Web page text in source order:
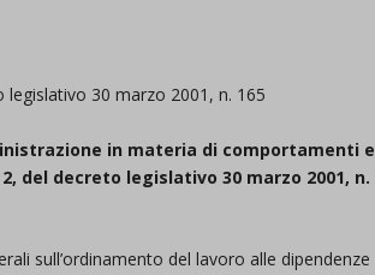
30 marzo 2001, n. 165
in materia di comportamenti e
del decreto legislativo 30 marzo 2001, n.
sull’ordinamento del lavoro alle dipendenze